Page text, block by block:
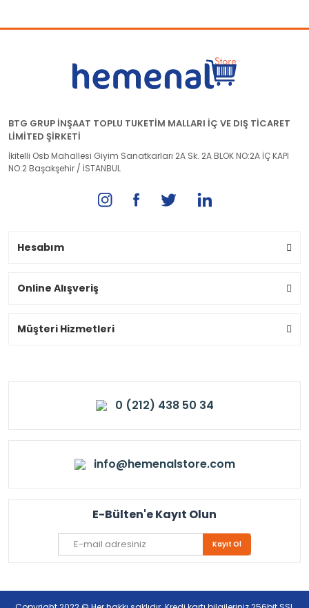
BTG GRUP İNŞAAT TOPLU TUKETİM MALLARI İÇ VE DIŞ TİCARET
LİMİTED ŞİRKETİ
İkitelli Osb Mahallesi Giyim Sanatkarları 2A Sk. 2A BLOK NO:2A İÇ KAPI
NO:2 Başakşehir / İSTANBUL
Hesabım
Online Alışveriş
Müşteri Hizmetleri
0 (212) 438 50 34
info@hemenalstore.com
E-Bülten'e Kayıt Olun
Kayıt Ol